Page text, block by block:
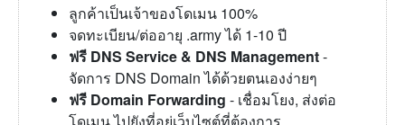
ลูกค้าเป็นเจ้าของโดเมน 100%
จดทะเบียน/ต่ออายุ .army ได้ 1-10 ปี
ฟรี DNS Service & DNS Management-
จัดการ DNS Domain ได้ด้วยตนเองง่ายๆ
ฟรี Domain Forwarding - เชื่อมโยง, ส่งต่อ
โดเมน ไปยังที่อยู่เว็บไซต์ที่ต้องการ